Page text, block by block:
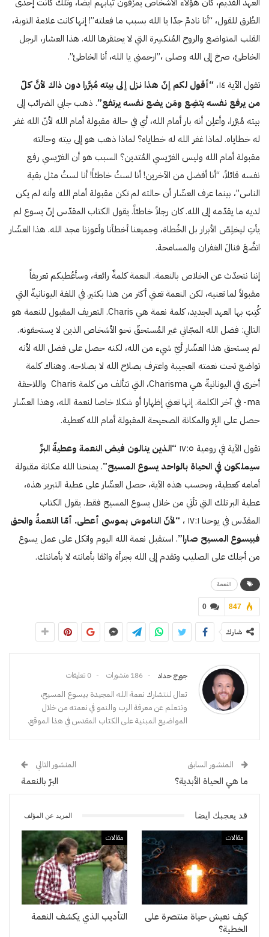
الطُرق للقول، “أنا نادمٌ جدّا يا الله بسبب ما فعلته”! إنها كانت علامة التوبة،
القلب المتواضع والروح المُنكسِرة التي لا يحتقرها الله. هذا العشار، الرجل
الخاطئ، صرخ إلى الله وصلى ،”ارحمني يا الله، أنا الخاطئ”.
تقول الآية ۱٤،
“أقول لكم إنّ هذا نزل إلى بيته مُبرَّرا دون ذاك لأنَّ كلّ
من يرفع نفسه يتضِع ومَن يضع نفسه يرتفع”. ذهب جابي الضرائب إلى
بيته مُبرَّرا، وأعلِن أنه بار أمام الله، أي في حالة مقبولة أمام الله لأنّ الله غفر
له خطاياه. لماذا غفر الله له خطاياه؟ لماذا ذهب هو إلى بيته وحالته
مقبولة أمام الله وليس الفرّيسي المُتدين؟ السبب هو أن الفرّيسي رفع
نفسه قائلاً، “أنا أفضل من الآخرين! أنا لستُ خاطئاً! أنا لستُ مثل بقية
الناس”، بينما عرف العشّار أن حالته لم تكن مقبولة أمام الله وأنه لم يكن
لديه ما يقدّمه إلى الله. كان رجلاً خاطئاً. يقول الكتاب المقدّس إنّ يسوع لم
يأتِ ليخلِصّ الأبرار بل الخُطاة، وجميعنا أخطأنا وأعوزنا مجد الله. هذا العشّار
اتضَّعَ فنالَ الغفران والمسامحة.
إننا نتحدّث عن الخلاص بالنعمة. النعمة كلمةٌ رائعة، وسأعُطيكم تعريفاً
مقبولاً لما تعنيه، لكن النعمة تعني أكثر من هذا بكثير. في اللغة اليونانيةّ التي
كُتِبَ بها العهد الجديد، كلمة نعمة هي Charis. التعريف المقبول للنعمة هو
التالي: فضل الله المجّاني غير المُستحقّ نحو الأشخاص الذين لا يستحقونه.
لم يستحق هذا العشّار أيّ شيء من الله، لكنه حصل على فضل الله لأنه
تواضع تحت نعمته العجيبة واعترف بصلاح الله لا بصلاحه. وهناك كلمة
أخرى في اليونانيةّ هي Charisma، التي تتألف من كلمة Charis واللاحقة
ma- في آخر الكلمة. إنها تعني إظهارا أو شكلا خاصا لنعمة الله، وهذا العشّار
حصل على البِرّ والمكانة الصحيحة المقبولة أمام الله كعطية.
تقول الآية في رومية ۱۷:٥
“الذين ينالون فيض النعمة وعطيةّ البرِّ
سيملكون في الحياة بالواحد يسوع المسيح”. يمنحنا الله مكانة مقبولة
أمامه كعطية، وبحسب هذه الآية، حصل العشّار على عطية التبرير هذه،
عطية البر تلك التي تأتي من خلال يسوع المسيح فقط. يقول الكتاب
المقدّس في يوحنا ۱۷:۱ ،
“لأنّ الناموسَ بموسى أعطى. أمّا النعمةُ والحق
فبيسوع المسيح صارا”. استقبل نعمة الله اليوم واتكل على عمل يسوع
من أجلك على الصليب وتقدم إلى الله بجرأة واثقا بأمانته لا بأمانتك.
النعمة
0 847
شارك
جورج حداد 186 منشورات 0 تعليقات
تعال لنتشارك نعمة الله المجيدة بيسوع المسيح،
ونتعلم عن معرفة الرب والنمو في نعمته من خلال
المواضيع المبنية على الكتاب المقدس في هذا الموقع.
المنشور السابق
ما هي الحياة الأبدية؟
المنشور التالي
البرّ بالنعمة
قد يعجبك ايضا المزيد عن المؤلف
مقالات
كيف نعيش حياة منتصرة على
الخطية؟
مقالات
التأديب الذي يكشف النعمة